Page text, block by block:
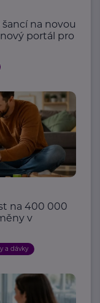
na novou
portál pro
na 400 000
v
a dávky